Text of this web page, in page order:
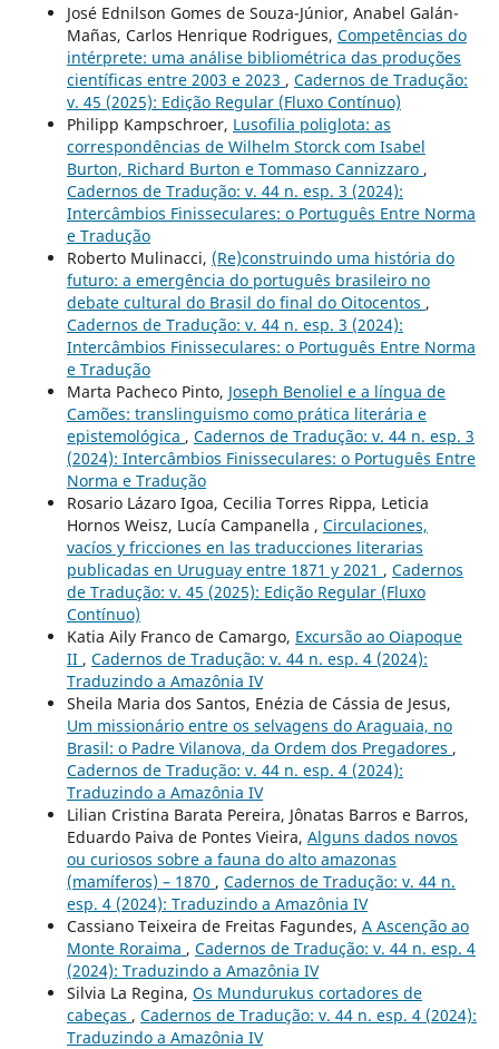
José Ednilson Gomes de Souza-Júnior, Anabel Galán-
Mañas, Carlos Henrique Rodrigues, Competências do
intérprete: uma análise bibliométrica das produções
científicas entre 2003 e 2023 , Cadernos de Tradução:
v. 45 (2025): Edição Regular (Fluxo Contínuo)
Philipp Kampschroer, Lusofilia poliglota: as
correspondências de Wilhelm Storck com Isabel
Burton, Richard Burton e Tommaso Cannizzaro ,
Cadernos de Tradução: v. 44 n. esp. 3 (2024):
Intercâmbios Finisseculares: o Português Entre Norma
e Tradução
Roberto Mulinacci, (Re)construindo uma história do
futuro: a emergência do português brasileiro no
debate cultural do Brasil do final do Oitocentos ,
Cadernos de Tradução: v. 44 n. esp. 3 (2024):
Intercâmbios Finisseculares: o Português Entre Norma
e Tradução
Marta Pacheco Pinto, Joseph Benoliel e a língua de
Camões: translinguismo como prática literária e
epistemológica , Cadernos de Tradução: v. 44 n. esp. 3
(2024): Intercâmbios Finisseculares: o Português Entre
Norma e Tradução
Rosario Lázaro Igoa, Cecilia Torres Rippa, Leticia
Hornos Weisz, Lucía Campanella , Circulaciones,
vacíos y fricciones en las traducciones literarias
publicadas en Uruguay entre 1871 y 2021 , Cadernos
de Tradução: v. 45 (2025): Edição Regular (Fluxo
Contínuo)
Katia Aily Franco de Camargo, Excursão ao Oiapoque
II , Cadernos de Tradução: v. 44 n. esp. 4 (2024):
Traduzindo a Amazônia IV
Sheila Maria dos Santos, Enézia de Cássia de Jesus,
Um missionário entre os selvagens do Araguaia, no
Brasil: o Padre Vilanova, da Ordem dos Pregadores ,
Cadernos de Tradução: v. 44 n. esp. 4 (2024):
Traduzindo a Amazônia IV
Lilian Cristina Barata Pereira, Jônatas Barros e Barros,
Eduardo Paiva de Pontes Vieira, Alguns dados novos
ou curiosos sobre a fauna do alto amazonas
(mamíferos) – 1870 , Cadernos de Tradução: v. 44 n.
esp. 4 (2024): Traduzindo a Amazônia IV
Cassiano Teixeira de Freitas Fagundes, A Ascenção ao
Monte Roraima , Cadernos de Tradução: v. 44 n. esp. 4
(2024): Traduzindo a Amazônia IV
Silvia La Regina, Os Mundurukus cortadores de
cabeças , Cadernos de Tradução: v. 44 n. esp. 4 (2024):
Traduzindo a Amazônia IV